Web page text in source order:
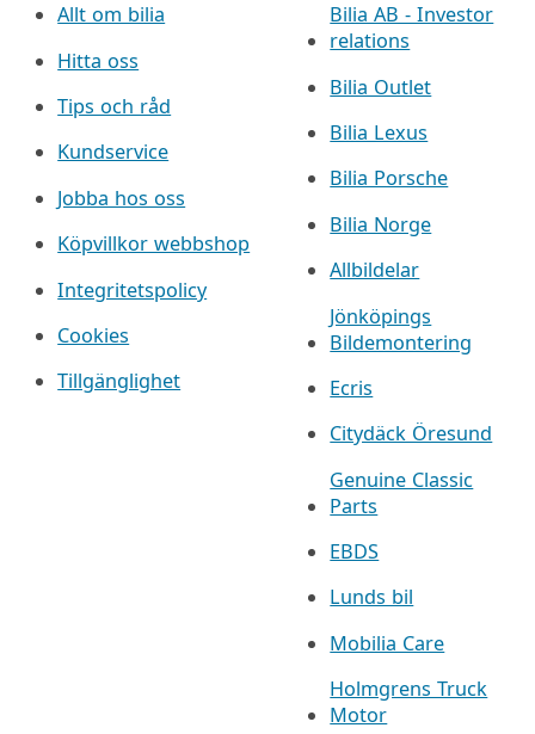
Allt om bilia
Hitta oss
Tips och råd
Kundservice
Jobba hos oss
Köpvillkor webbshop
Integritetspolicy
Cookies
Tillgänglighet
Bilia AB - Investor
relations
Bilia Outlet
Bilia Lexus
Bilia Porsche
Bilia Norge
Allbildelar
Jönköpings
Bildemontering
Ecris
Citydäck Öresund
Genuine Classic
Parts
EBDS
Lunds bil
Mobilia Care
Holmgrens Truck
Motor